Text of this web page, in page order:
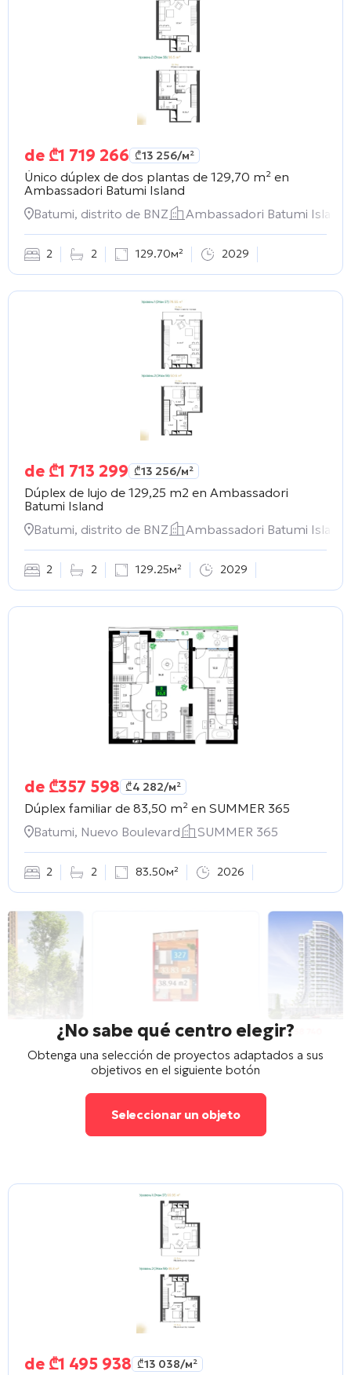
de ₾1 719 266 ₾13 256/м²
Único dúplex de dos plantas de 129,70 m² en
Ambassadori Batumi Island
Batumi, distrito de BNZ
Ambassadori Batumi Island
2 2 129.70м² 2029
de ₾1 713 299 ₾13 256/м²
Dúplex de lujo de 129,25 m2 en Ambassadori
Batumi Island
Batumi, distrito de BNZ
Ambassadori Batumi Island
2 2 129.25м² 2029
de ₾357 598 ₾4 282/м²
Dúplex familiar de 83,50 m² en SUMMER 365
Batumi, Nuevo Boulevard
SUMMER 365
2 2 83.50м² 2026
¿No sabe qué centro elegir?
Obtenga una selección de proyectos adaptados a sus
objetivos en el siguiente botón
Seleccionar un objeto
de ₾1 495 938 ₾13 038/м²